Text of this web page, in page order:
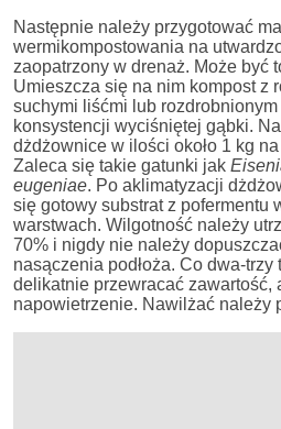
Następnie należy przygotować
wermikompostowania na
zaopatrzony w drenaż. Może być
Umieszcza się na nim kompost z
suchymi liśćmi lub
konsystencji wyciśniętej gąbki.
dżdżownice w ilości około 1 kg
Zaleca się takie gatunki jak
eugeniae. Po aklimatyzacji
się gotowy substrat z pofermentu
warstwach. Wilgotność należy
70% i nigdy nie należy
nasączenia podłoża. Co dwa-
delikatnie przewracać zawartość,
napowietrzenie. Nawilżać należy